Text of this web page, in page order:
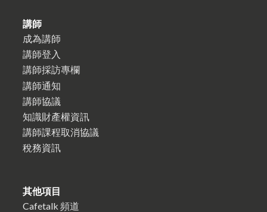
講師
成為講師
講師登入
講師採訪專欄
講師通知
講師協議
知識財產權資訊
講師課程取消協議
稅務資訊
其他項目
Cafetalk 頻道